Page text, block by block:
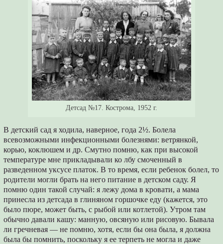
Детсад №17. Кострома, 1952 г.
В детский сад я ходила, наверное, года 2½. Болела
всевозможными инфекционными болезнями: ветрянкой,
корью, коклюшем и др. Смутно помню, как при высокой
температуре мне прикладывали ко лбу смоченный в
разведенном уксусе платок. В то время, если ребенок болел, то
родители могли брать на него питание в детском саду. Я
помню один такой случай: я лежу дома в кровати, а мама
принесла из детсада в глиняном горшочке еду (кажется, это
было пюре, может быть, с рыбой или котлетой). Утром там
обычно давали кашу: манную, овсяную или рисовую. Бывала
ли гречневая ― не помню, хотя, если бы она была, я должна
была бы помнить, поскольку я ее терпеть не могла и даже